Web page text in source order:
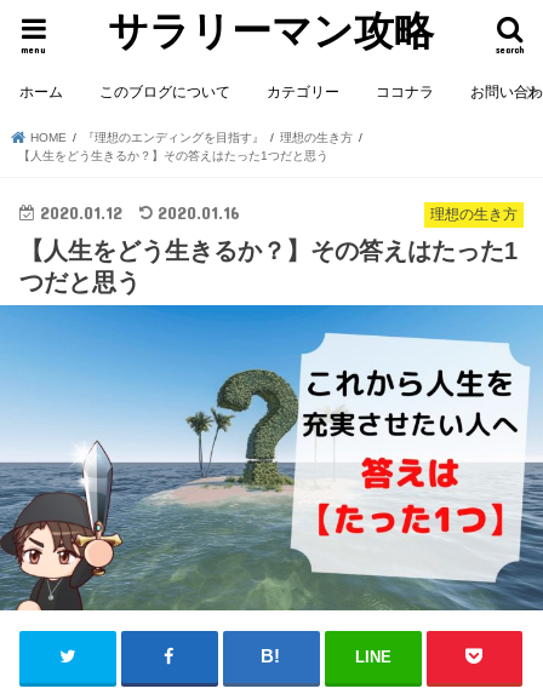
サラリーマン攻略 search
menu
ホーム このブログについて カテゴリー ココナラ お問い合
HOME 『理想のエンディングを目指す』
理想の生き方
【人生をどう生きるか？】その答えはたった1つだと思う
理想の生き方
2020.01.12 2020.01.16
【人生をどう生きるか？】その答えはたった1
つだと思う
LINE